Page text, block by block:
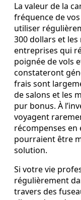
La valeur de la
fréquence de
utiliser
300 dollars et les
entreprises qui
poignée de vols
constateront
frais sont
de salons et les
pur bonus. À
voyagent
récompenses en
pourraient être
solution.
Si votre vie
régulièrement
travers des